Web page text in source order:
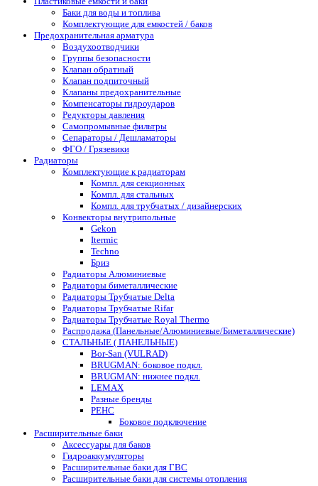
Баки для воды и топлива
Комплектующие для емкостей / баков
Предохранительная арматура
Воздухоотводчики
Группы безопасности
Клапан обратный
Клапан подпиточный
Клапаны предохранительные
Компенсаторы гидроударов
Редукторы давления
Самопромывные фильтры
Сепараторы / Дешламаторы
ФГО / Грязевики
Радиаторы
Комплектующие к радиаторам
Компл. для секционных
Компл. для стальных
Компл. для трубчатых / дизайнерских
Конвекторы внутрипольные
Gekon
Itermic
Techno
Бриз
Радиаторы Алюминиевые
Радиаторы биметаллические
Радиаторы Трубчатые Delta
Радиаторы Трубчатые Rifar
Радиаторы Трубчатые Royal Thermo
Распродажа (Панельные/Алюминиевые/Биметаллические)
СТАЛЬНЫЕ ( ПАНЕЛЬНЫЕ)
Bor-San (VULRAD)
BRUGMAN: боковое подкл.
BRUGMAN: нижнее подкл.
LEMAX
Разные бренды
РЕНС
Боковое подключение
Расширительные баки
Аксессуары для баков
Гидроаккумуляторы
Расширительные баки для ГВС
Расширительные баки для системы отопления